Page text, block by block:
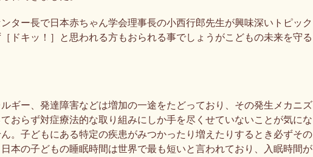
ー長で日本赤ちゃん学会理事長の小西行郎先生が興味深いトピック
ドキッ！］と思われる方もおられる事でしょうがこどもの未来を守る
ギー、発達障害などは増加の一途をたどっており、その発生メカニズ
おらず対症療法的な取り組みにしか手を尽くせていないことが気にな
。子どもにある特定の疾患がみつかったり増えたりするとき必ずその
の子どもの睡眠時間は世界で最も短いと言われており、入眠時間が